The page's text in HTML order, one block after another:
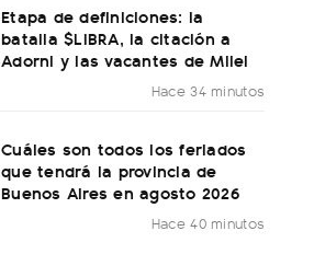
Etapa de definiciones: la
batalla $LIBRA, la citación a
Adorni y las vacantes de Milei
Hace 34 minutos
Cuáles son todos los feriados
que tendrá la provincia de
Buenos Aires en agosto 2026
Hace 40 minutos